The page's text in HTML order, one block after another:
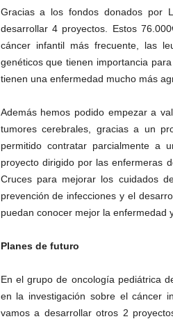
Gracias a los fondos donados por
desarrollar 4 proyectos. Estos
cáncer infantil más frecuente, las
genéticos que tienen importancia
tienen una enfermedad mucho más
Además hemos podido empezar a
tumores cerebrales, gracias a un
permitido contratar parcialmente a
proyecto dirigido por las enfermeras
Cruces para mejorar los cuidados
prevención de infecciones y el
puedan conocer mejor la enfermedad
Planes de futuro
En el grupo de oncología pediátrica
en la investigación sobre el cáncer
vamos a desarrollar otros 2